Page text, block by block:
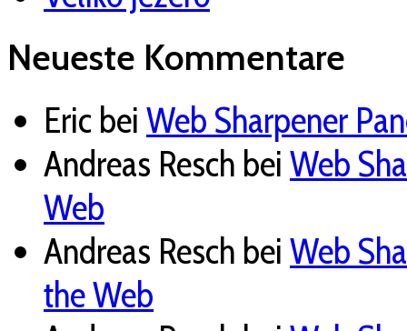
Neueste Kommentare
Eric bei Web Sharpener
Andreas Resch bei Web
Web
Andreas Resch bei Web
the Web